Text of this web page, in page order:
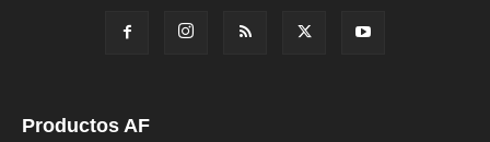
Productos AF